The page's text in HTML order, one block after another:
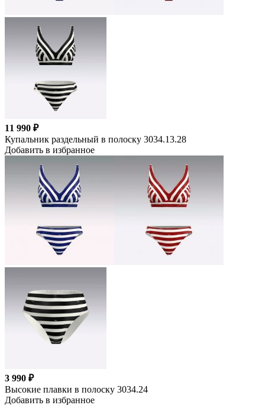
11 990 ₽
Купальник раздельный в полоску 3034.13.28
Добавить в избранное
3 990 ₽
Высокие плавки в полоску 3034.24
Добавить в избранное